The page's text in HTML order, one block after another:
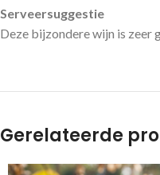
Serveersuggestie
Deze bijzondere wijn is zeer
Gerelateerde